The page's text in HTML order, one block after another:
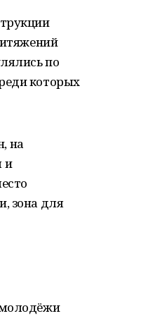
по
которых
на
и
зона для